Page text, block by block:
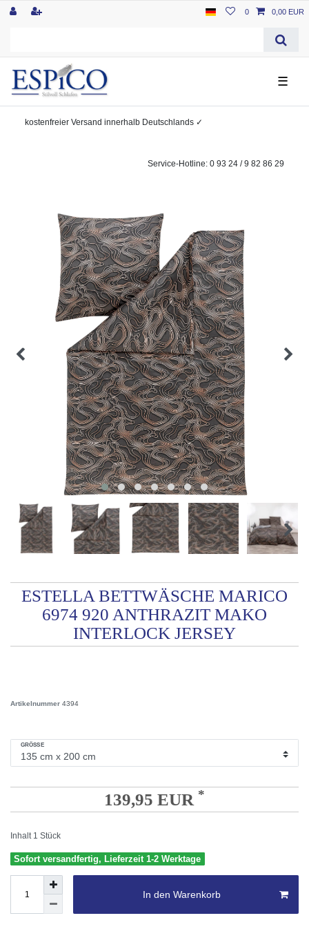
0 0,00 EUR
☰
kostenfreier Versand innerhalb Deutschlands ✓
Service-Hotline: 0 93 24 / 9 82 86 29
ESTELLA BETTWÄSCHE MARICO
6974 920 ANTHRAZIT MAKO
INTERLOCK JERSEY
Artikelnummer 4394
GRÖSSE
139,95 EUR *
Inhalt 1 Stück
Sofort versandfertig, Lieferzeit 1-2 Werktage
In den Warenkorb